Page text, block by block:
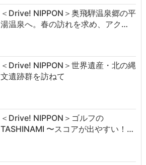
＜Drive! NIPPON＞奥飛騨温泉郷の平
湯温泉へ。春の訪れを求め、アク…
＜Drive! NIPPON＞世界遺産・北の縄
文遺跡群を訪ねて
＜Drive! NIPPON＞ゴルフの
TASHINAMI 〜スコアが出やすい！…